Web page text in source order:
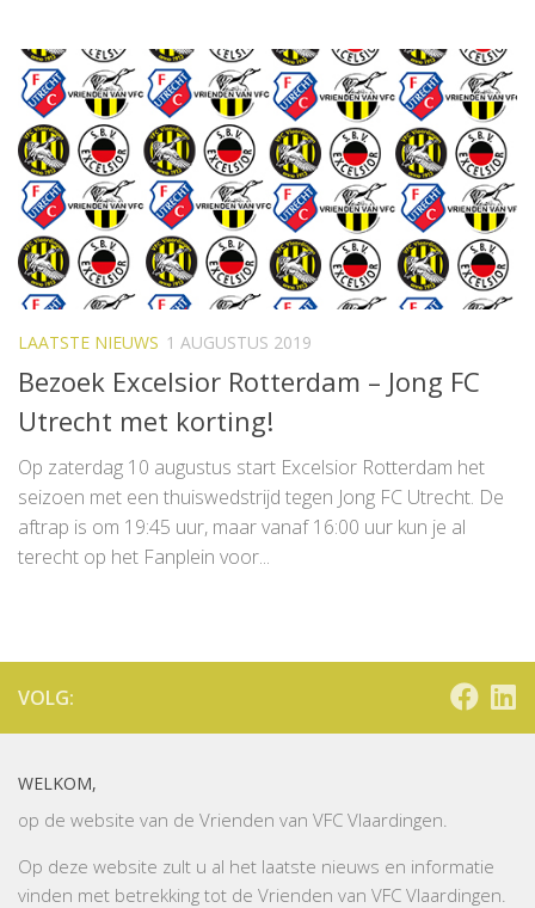
LAATSTE NIEUWS 1 AUGUSTUS 2019
Bezoek Excelsior Rotterdam – Jong FC
Utrecht met korting!
Op zaterdag 10 augustus start Excelsior Rotterdam het
seizoen met een thuiswedstrijd tegen Jong FC Utrecht. De
aftrap is om 19:45 uur, maar vanaf 16:00 uur kun je al
terecht op het Fanplein voor...
VOLG:
WELKOM,
op de website van de Vrienden van VFC Vlaardingen.
Op deze website zult u al het laatste nieuws en informatie
vinden met betrekking tot de Vrienden van VFC Vlaardingen.